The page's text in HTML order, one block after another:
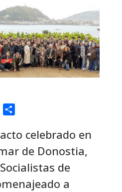
n
r
m
a
r
t
celebrado en
de Donostia,
de
a